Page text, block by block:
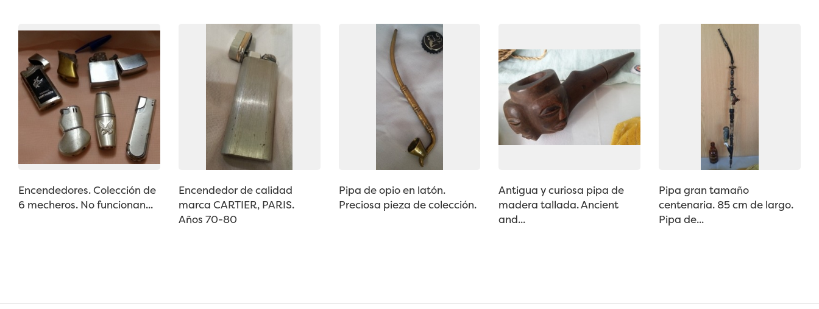
Encendedores. Colección de
6 mecheros. No funcionan...
Encendedor de calidad
marca CARTIER, PARIS.
Años 70-80
Pipa de opio en latón.
Preciosa pieza de colección.
Antigua y curiosa pipa de
madera tallada. Ancient
and...
Pipa gran tamaño
centenaria. 85 cm de largo.
Pipa de...